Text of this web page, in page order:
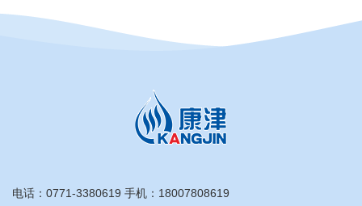
电话： 0771-3380619 手机： 18007808619